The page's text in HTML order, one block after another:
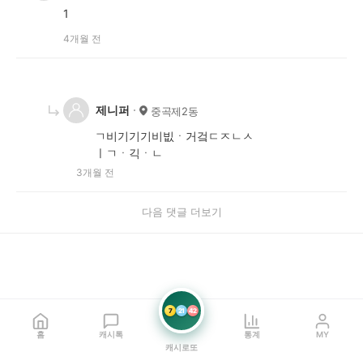
1
4개월 전
제니퍼 중곡제2동
ㄱ비기기기비빖ㆍ거겈ㄷㅈㄴㅅ
ㅣㄱㆍ긱ㆍㄴ
3개월 전
다음 댓글 더보기
홈 캐시톡
7 21 42
캐시로또
통계 MY